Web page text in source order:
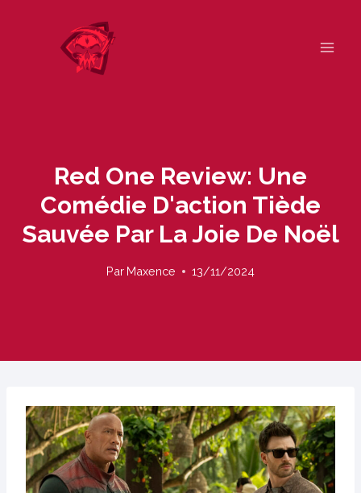
Red One Review: Une
Comédie D'action Tiède
Sauvée Par La Joie De Noël
Par Maxence 13/11/2024